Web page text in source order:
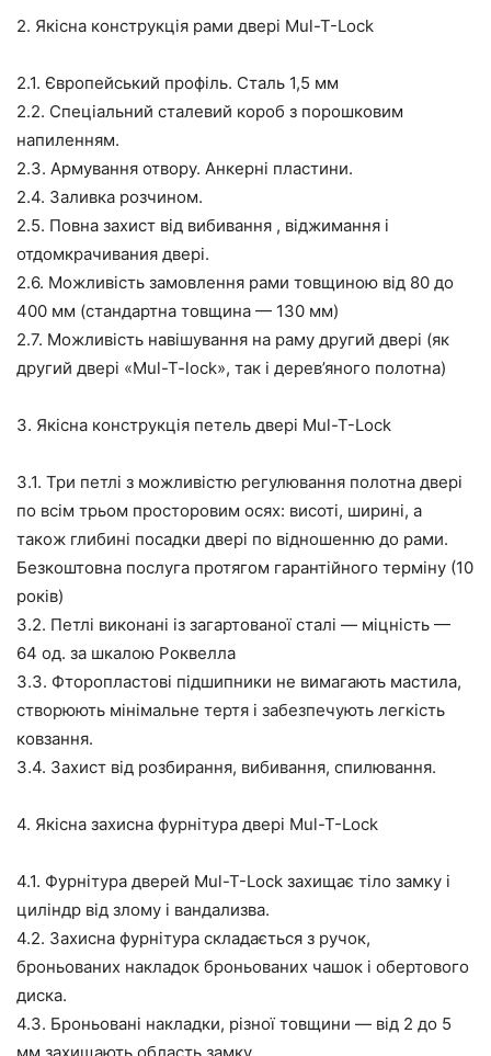
2. Якісна конструкція рами двері Mul-T-Lock
2.1. Європейський профіль. Сталь 1,5 мм
2.2. Спеціальний сталевий короб з порошковим
напиленням.
2.3. Армування отвору. Анкерні пластини.
2.4. Заливка розчином.
2.5. Повна захист від вибивання , віджимання і
отдомкрачивания двері.
2.6. Можливість замовлення рами товщиною від 80 до
400 мм (стандартна товщина — 130 мм)
2.7. Можливість навішування на раму другий двері (як
другий двері «Mul-T-lock», так і дерев’яного полотна)
3. Якісна конструкція петель двері Mul-T-Lock
3.1. Три петлі з можливістю регулювання полотна двері
по всім трьом просторовим осях: висоті, ширині, а
також глибині посадки двері по відношенню до рами.
Безкоштовна послуга протягом гарантійного терміну (10
років)
3.2. Петлі виконані із загартованої сталі — міцність —
64 од. за шкалою Роквелла
3.3. Фторопластові підшипники не вимагають мастила,
створюють мінімальне тертя і забезпечують легкість
ковзання.
3.4. Захист від розбирання, вибивання, спилювання.
4. Якісна захисна фурнітура двері Mul-T-Lock
4.1. Фурнітура дверей Mul-T-Lock захищає тіло замку і
циліндр від злому і вандализва.
4.2. Захисна фурнітура складається з ручок,
броньованих накладок броньованих чашок і обертового
диска.
4.3. Броньовані накладки, різної товщини — від 2 до 5
мм захищають область замку.